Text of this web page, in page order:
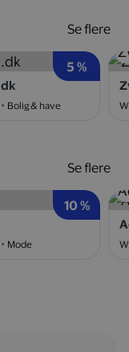
5 %
Bolig & have
Se flere
10 %
Mode
Se flere